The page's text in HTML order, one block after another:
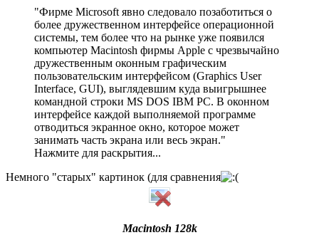
"Фирме Microsoft явно следовало позаботиться о
более дружественном интерфейсе операционной
системы, тем более что на рынке уже появился
компьютер Macintosh фирмы Apple с чрезвычайно
дружественным оконным графическим
пользовательским интерфейсом (Graphics User
Interface, GUI), выглядевшим куда выигрышнее
командной строки MS DOS IBM PC. В оконном
интерфейсе каждой выполняемой программе
отводиться экранное окно, которое может
занимать часть экрана или весь экран."
Нажмите для раскрытия...
Немного "старых" картинок (для сравнения
Macintosh 128k